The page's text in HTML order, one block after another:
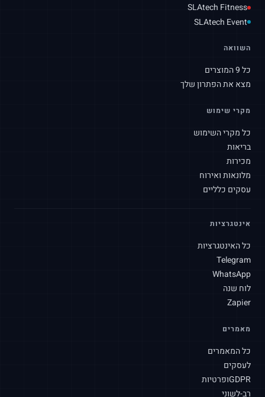
SLAtech Fitness
SLAtech Event
השוואה
כל 9 המוצרים
מצא את הפתרון שלך
מקרי שימוש
כל מקרי השימוש
בריאות
מכירות
מלונאות ואירוח
עסקים כלליים
אינטגרציות
כל האינטגרציות
Telegram
WhatsApp
לוח שנה
Zapier
מאמרים
כל המאמרים
לעסקים
GDPRופרטיות
רב-לשוני
SLAtech Bot